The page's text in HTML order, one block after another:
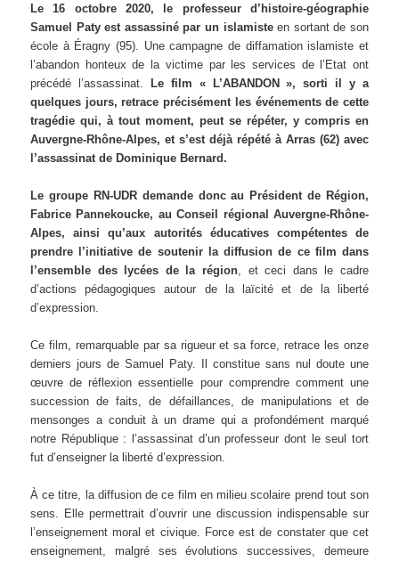
Le 16 octobre 2020, le professeur d’histoire-géographie
Samuel Paty est assassiné par un islamisteen sortant de son
école à Éragny (95). Une campagne de diffamation islamiste et
l’abandon honteux de la victime par les services de l’Etat ont
précédé l’assassinat.
Le film « L’ABANDON », sorti il y a
quelques jours, retrace précisément les événements de cette
tragédie qui, à tout moment, peut se répéter, y compris en
Auvergne-Rhône-Alpes, et s’est déjà répété à Arras (62) avec
l’assassinat de Dominique Bernard.
Le groupe RN-UDR demande donc au Président de Région,
Fabrice Pannekoucke, au Conseil régional Auvergne-Rhône-
Alpes, ainsi qu’aux autorités éducatives compétentes de
prendre l’initiative de soutenir la diffusion de ce film dans
l’ensemble des lycées de la région, et ceci dans le cadre
d’actions pédagogiques autour de la laïcité et de la liberté
d’expression.
Ce film, remarquable par sa rigueur et sa force, retrace les onze
derniers jours de Samuel Paty. Il constitue sans nul doute une
œuvre de réflexion essentielle pour comprendre comment une
succession de faits, de défaillances, de manipulations et de
mensonges a conduit à un drame qui a profondément marqué
notre République : l’assassinat d’un professeur dont le seul tort
fut d’enseigner la liberté d’expression.
À ce titre, la diffusion de ce film en milieu scolaire prend tout son
sens. Elle permettrait d’ouvrir une discussion indispensable sur
l’enseignement moral et civique. Force est de constater que cet
enseignement, malgré ses évolutions successives, demeure